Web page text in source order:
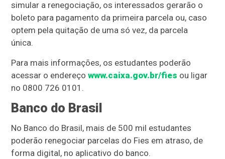
simular a renegociação, os interessados gerarão o
boleto para pagamento da primeira parcela ou, caso
optem pela quitação de uma só vez, da parcela
única.
Para mais informações, os estudantes poderão
acessar o endereçowww.caixa.gov.br/fies ou ligar
no 0800 726 0101.
Banco do Brasil
No Banco do Brasil, mais de 500 mil estudantes
poderão renegociar parcelas do Fies em atraso, de
forma digital, no aplicativo do banco.